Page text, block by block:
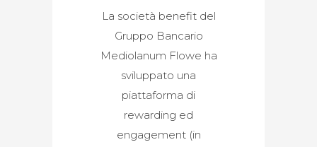
La società benefit del
Gruppo Bancario
Mediolanum Flowe ha
sviluppato una
piattaforma di
rewarding ed
engagement (in